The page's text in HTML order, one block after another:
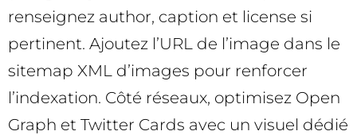
renseignez author, caption et license si
pertinent. Ajoutez l’URL de l’image dans le
sitemap XML d’images pour renforcer
l’indexation. Côté réseaux, optimisez Open
Graph et Twitter Cards avec un visuel dédié